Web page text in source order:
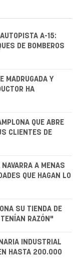
A-15:
DE BOMBEROS
MADRUGADA Y
HA
QUE ABRE
CLIENTES DE
NAVARRA A MENAS
QUE HAGAN LO
SU TIENDA DE
RAZÓN"
INDUSTRIAL
HASTA 200.000